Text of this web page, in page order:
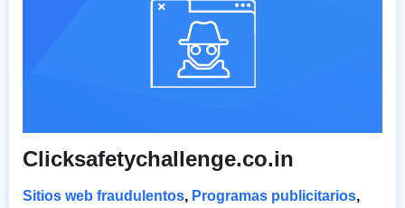
Clicksafetychallenge.co.in
Sitios web fraudulentos, Programas publicitarios,